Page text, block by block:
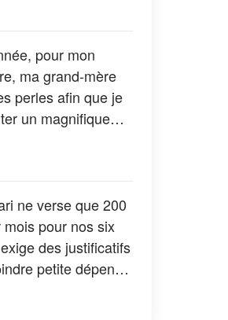
pour mon
ma grand-mère
perles afin que je
un magnifique
rangs au bal
ne verse que 200
pour nos six
des justificatifs
petite dépense
propre mère a fait